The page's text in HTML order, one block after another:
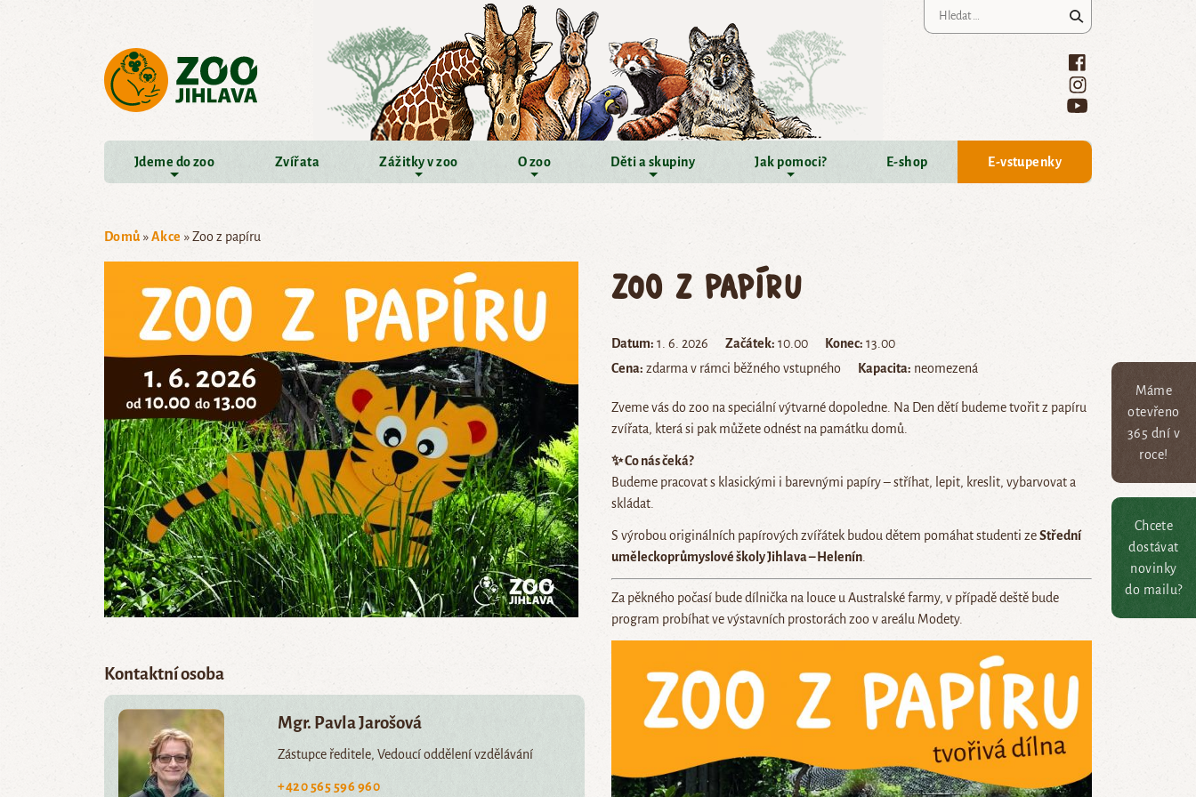
Máme
otevřeno
365 dní v
roce!
Chcete
dostávat
novinky
do mailu?
Jdeme do zoo Zvířata Zážitky v zoo O zoo Děti a skupiny Jak pomoci? E-shop E-vstupenky
Domů »Akce »Zoo z papíru
Zoo z papíru
Datum: 1. 6. 2026 Začátek: 10.00 Konec: 13.00
Cena: zdarma v rámci běžného vstupného Kapacita: neomezená
Zveme vás do zoo na speciální výtvarné dopoledne. Na Den dětí budeme tvořit z papíru
zvířata, která si pak můžete odnést na památku domů.
✨ Co nás čeká?
Budeme pracovat s klasickými i barevnými papíry – stříhat, lepit, kreslit, vybarvovat a
skládat.
S výrobou originálních papírových zvířátek budou dětem pomáhat studenti zeStřední
uměleckoprůmyslové školy Jihlava – Helenín
Za pěkného počasí bude dílnička na louce u Australské farmy, v případě deště bude
program probíhat ve výstavních prostorách zoo v areálu Modety.
Kontaktní osoba
Mgr. Pavla Jarošová
Zástupce ředitele, Vedoucí oddělení vzdělávání
+420 565 596 960